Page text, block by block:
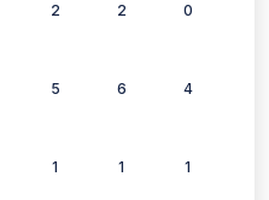
2 2 0
5 6 4
1 1 1